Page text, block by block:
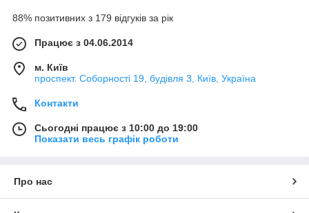
88% позитивних з 179 відгуків за рік
Працює з 04.06.2014
м. Київ
проспект. Соборності 19, будівля 3, Київ, Україна
Контакти
Сьогодні працює з 10:00 до 19:00
Показати весь графік роботи
Про нас